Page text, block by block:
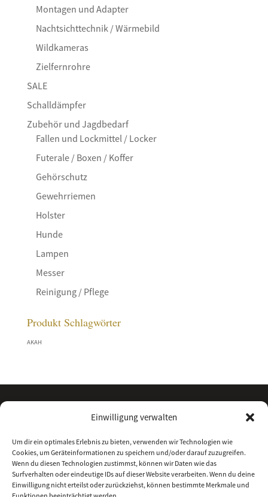
Einwilligung verwalten
Um dir ein optimales Erlebnis zu bieten, verwenden wir Technologien wie
Cookies, um Geräteinformationen zu speichern und/oder darauf zuzugreifen.
Wenn du diesen Technologien zustimmst, können wir Daten wie das
Surfverhalten oder eindeutige IDs auf dieser Website verarbeiten. Wenn du deine
Einwilligung nicht erteilst oder zurückziehst, können bestimmte Merkmale und
Montagen und Adapter
Nachtsichttechnik / Wärmebild
Wildkameras
Zielfernrohre
SALE
Schalldämpfer
Zubehör und Jagdbedarf
Fallen und Lockmittel / Locker
Futerale / Boxen / Koffer
Gehörschutz
Gewehrriemen
Holster
Hunde
Lampen
Messer
Reinigung / Pflege
Produkt Schlagwörter
AKAH